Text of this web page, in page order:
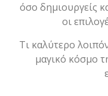
όσο δημιουργείς
οι
Τι καλύτερο
μαγικό κόσμο